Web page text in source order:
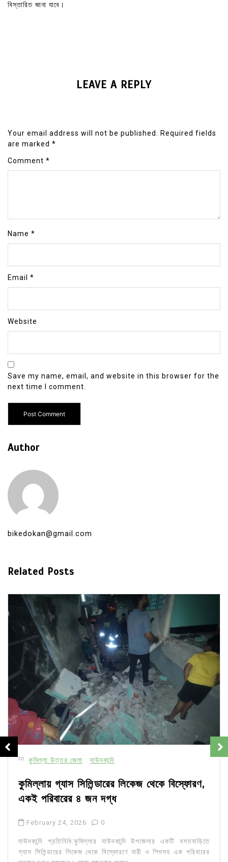
বিস্তারিত জানা যাবে।
LEAVE A REPLY
Your email address will not be published.
Required fields
are marked *
Comment *
Name *
Email *
Website
Save my name, email, and website in this browser for the
next time I comment.
Author
bikedokan@gmail.com
Related Posts
In কুমিল্লা উত্তর জেলা দাউদকান্দি
কুমিল্লায় গ্যাস সিলিন্ডারের লিকেজ থেকে বিস্ফোরণ,
একই পরিবারের ৪ জন দগ্ধ
February 24, 2026 0
দাউদকান্দি প্রতিনিধি:কুমিল্লার দাউদকান্দি উপজেলার একটি বসতবাড়িতে
গ্যাস সিলিন্ডারের লিকেজ থেকে বিস্ফোরণে নারী ও শিশুসহ এক পরিবারের